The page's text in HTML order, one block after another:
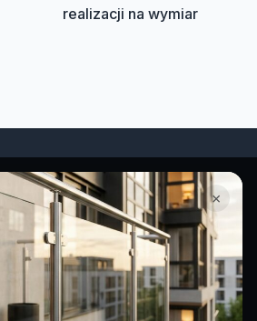
realizacji na wymiar
nowoczesne balustrady
Śląska i Małopolski.
WhatsApp
×